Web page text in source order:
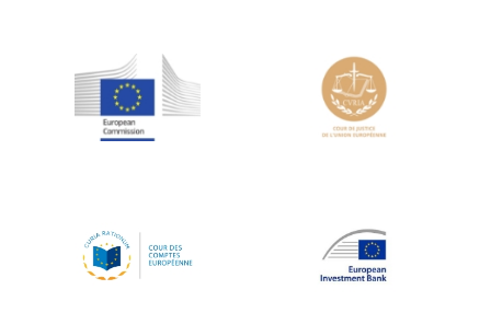
Jens Kreisel
Jeroen Dijsselbloem
Juan Manuel Fabra Vallés